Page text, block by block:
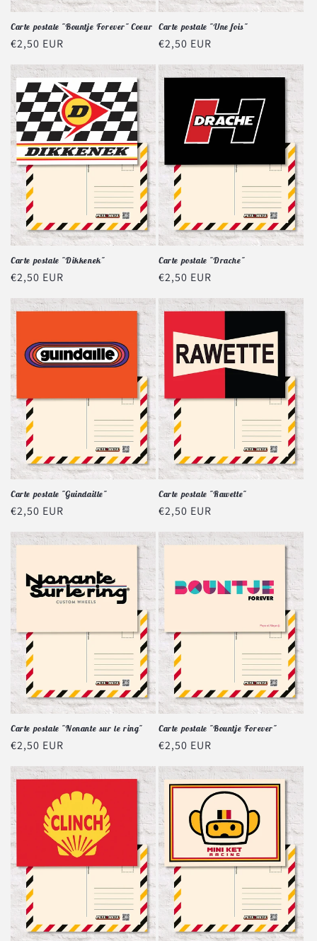
Carte postale "Bountje Forever" Coeur
Prix
€2,50 EUR
Carte postale "Une fois"
Prix
€2,50 EUR
Carte postale "Dikkenek"
Prix
€2,50 EUR
Carte postale "Drache"
Prix
€2,50 EUR
Carte postale "Guindaille"
Prix
habituel
€2,50 EUR
Carte postale "Rawette"
Prix
habituel
€2,50 EUR
Carte postale "Nonante sur le ring"
Prix
€2,50 EUR
Carte postale "Bountje Forever"
Prix
€2,50 EUR